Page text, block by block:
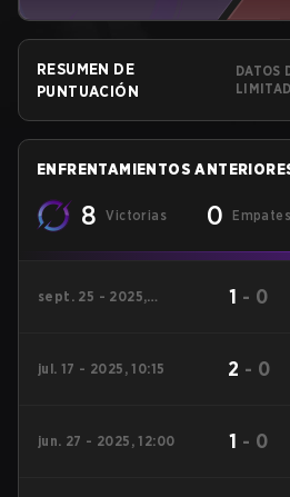
RESUMEN DE
PUNTUACIÓN
DATOS
ENFRENTAMIENTOS
8 Victorias 0 Empates
sept. 25 - 2025,
1 - 0
jul. 17 - 2025, 10:15 2 - 0
jun. 27 - 2025, 12:00 1 - 0